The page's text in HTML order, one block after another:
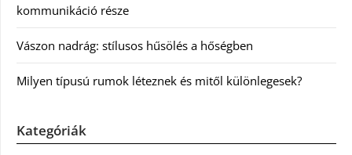
kommunikáció része
Vászon nadrág: stílusos hűsölés a hőségben
Milyen típusú rumok léteznek és mitől különlegesek?
Kategóriák